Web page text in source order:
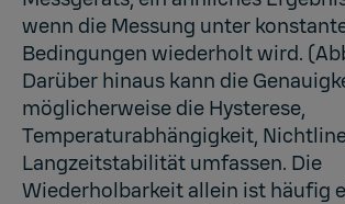
wenn die Messung unter
Bedingungen wiederholt wird.
Darüber hinaus kann die
möglicherweise die Hysterese,
Temperaturabhängigkeit,
Langzeitstabilität umfassen. Die
Wiederholbarkeit allein ist häufig